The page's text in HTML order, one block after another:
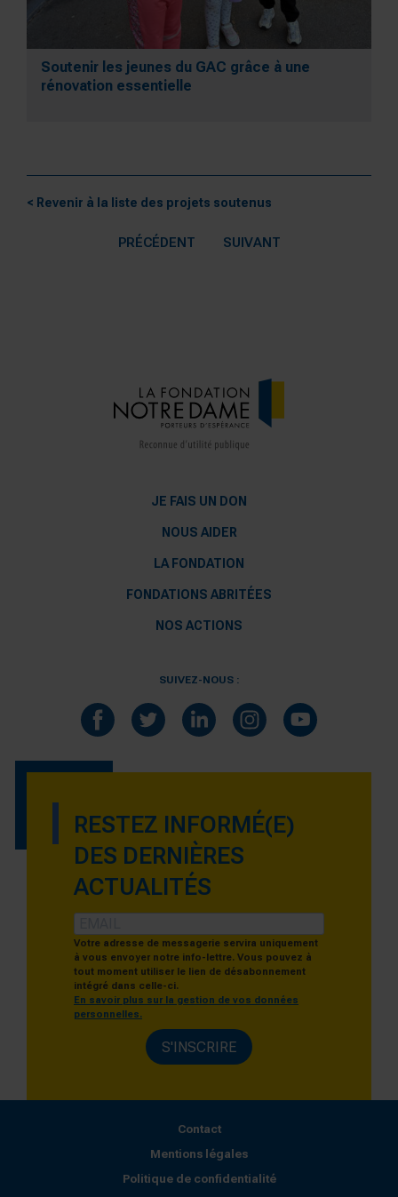
Soutenir les jeunes du GAC grâce à une
rénovation essentielle
< Revenir à la liste des projets soutenus
PRÉCÉDENT SUIVANT
JE FAIS UN DON
NOUS AIDER
LA FONDATION
FONDATIONS ABRITÉES
NOS ACTIONS
SUIVEZ-NOUS :
RESTEZ INFORMÉ(E)
DES DERNIÈRES
ACTUALITÉS
Votre adresse de messagerie servira uniquement
à vous envoyer notre info-lettre. Vous pouvez à
tout moment utiliser le lien de désabonnement
intégré dans celle-ci.
En savoir plus sur la gestion de vos données
personnelles.
S'INSCRIRE
Contact
Mentions légales
Politique de confidentialité